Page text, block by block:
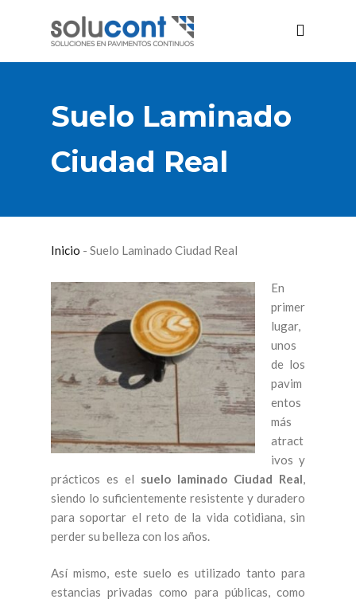
Suelo Laminado
Ciudad Real
Inicio - Suelo Laminado Ciudad Real
En
primer
lugar,
unos
de los
pavim
entos
más
atract
ivos y
prácticos es el suelo laminado Ciudad Real
siendo lo suficientemente resistente y duradero
para soportar el reto de la vida cotidiana, sin
perder su belleza con los años.
Así mismo, este suelo es utilizado tanto para
estancias privadas como para públicas, como